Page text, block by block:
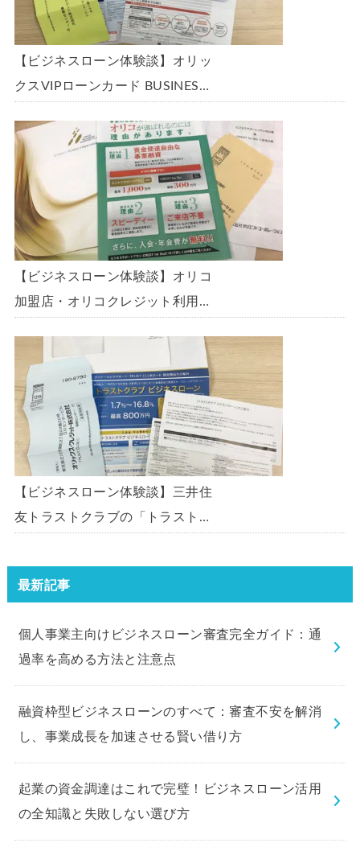
【ビジネスローン体験談】オリッ
クスVIPローンカード BUSINESS
の金利で借りられました。全手順
を丁寧に解説します。
【ビジネスローン体験談】オリコ
加盟店・オリコクレジット利用中
「オリコビジネスサポートプラ
ン」を使う方法がないか、問い合
わせてみた。
【ビジネスローン体験談】三井住
友トラストクラブの「トラストク
験してみました。
最新記事
個人事業主向けビジネスローン審査完全ガイド：通
過率を高める方法と注意点
融資枠型ビジネスローンのすべて：審査不安を解消
し、事業成長を加速させる賢い借り方
起業の資金調達はこれで完璧！ビジネスローン活用
の全知識と失敗しない選び方